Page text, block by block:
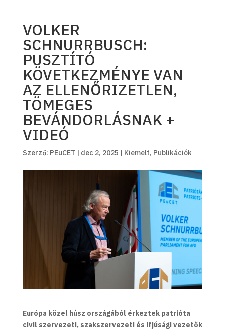
VOLKER
SCHNURRBUSCH:
PUSZTÍTÓ
KÖVETKEZMÉNYE VAN
AZ ELLENŐRIZETLEN,
TÖMEGES
BEVÁNDORLÁSNAK +
VIDEÓ
Szerző: PEuCET | dec 2, 2025 | Kiemelt, Publikációk
Európa közel húsz országából érkeztek patrióta
civil szervezeti, szakszervezeti és ifjúsági vezetők